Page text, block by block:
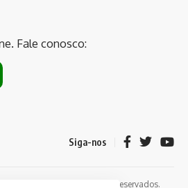
Fale conosco:
Siga-nos
Flush. Todos os direitos reservados.